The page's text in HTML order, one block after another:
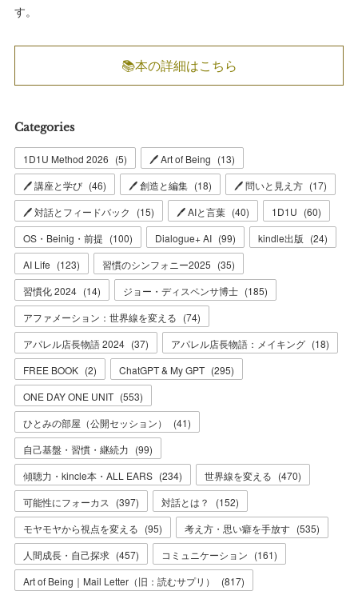
す。
📚本の詳細はこちら
Categories
1D1U Method 2026 (5) 🖊 Art of Being (13)
🖊 講座と学び (46) 🖊 創造と編集 (18) 🖊 問いと見え方 (17)
🖊 対話とフィードバック
(15) 🖊 AIと言葉 (40) 1D1U (60)
OS・Beinig・前提 (100) Dialogue+ AI (99) kindle出版 (24)
AI Life (123) 習慣のシンフォニー2025 (35)
習慣化 2024 (14) ジョー・ディスペンサ博士 (185)
アファメーション：世界線を変える (74)
アパレル店長物語 2024 (37) アパレル店長物語：メイキング (18)
FREE BOOK (2) ChatGPT & My GPT (295)
ONE DAY ONE UNIT (553)
ひとみの部屋（公開セッション）
(41)
自己基盤・習慣・継続力 (99)
傾聴力・kincle本・ALL EARS (234) 世界線を変える (470)
可能性にフォーカス
(397) 対話とは？ (152)
モヤモヤから視点を変える (95) 考え方・思い癖を手放す (535)
人間成長・自己探求 (457) コミュニケーション (161)
Art of Being｜Mail Letter（旧：読むサプリ）
(817)